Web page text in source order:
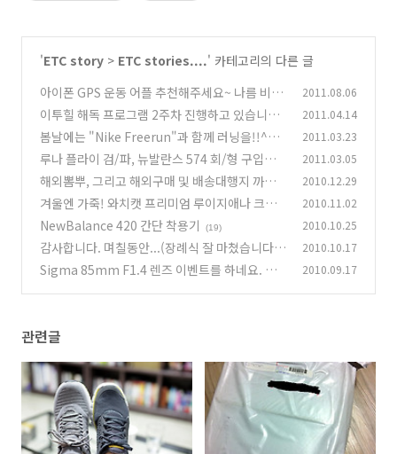
'ETC story > ETC stories....' 카테고리의 다른 글
아이폰 GPS 운동 어플 추천해주세요~ 나름 비교
분석 (Endomondo, Sports Tracker, Runta
stic Pro 등)
(13)
2011.08.06
이투힐 해독 프로그램 2주차 진행하고 있습니다.
(9)
2011.04.14
봄날에는 "Nike Freerun"과 함께 러닝을!!^^ -
나이키 프리런, 뉴발란스 1574 간단 수령기
(9)
2011.03.23
루나 플라이 검/파, 뉴발란스 574 회/형 구입기..
해외구매, 배송대행지의 선택에 대한 고민.. (20)
2011.03.05
해외뽐뿌, 그리고 해외구매 및 배송대행지 까지
해외쇼핑의 기초 소개!!
(17)
2010.12.29
겨울엔 가죽! 와치캣 프리미엄 루이지애나 크로
커다일 카프 디버클 IVO 시계줄 가죽밴드 줄질
기!^^
(17)
2010.11.02
NewBalance 420 간단 착용기 (19) 2010.10.25
감사합니다. 며칠동안...(장례식 잘 마쳤습니다.
아이폰 정품 범퍼케이스 받았습니다.) (9)
2010.10.17
Sigma 85mm F1.4 렌즈 이벤트를 하네요. 많
2010.09.17
관련글